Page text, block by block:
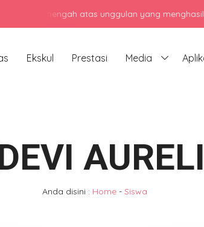
menengah atas unggulan yang
Ekskul Prestasi Media
Anda disini : Home - Siswa